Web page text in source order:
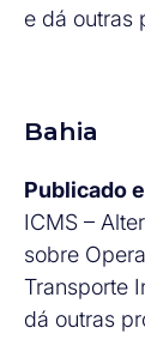
e dá outras
Bahia
Publicado
ICMS –
sobre
Transporte
dá outras